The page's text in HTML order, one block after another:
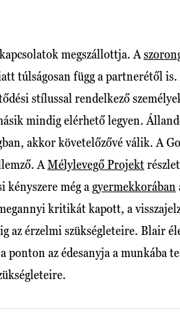
megszállottja. A
túlságosan függ a partnerétől
stílussal rendelkező
mindig elérhető legyen.
akkor követelőzővé válik. A
AMélylevegő Projekt
kényszere még a gyermekkorában
kritikát kapott, a
az érzelmi szükségleteire. Blair
ponton az édesanyja a munkába